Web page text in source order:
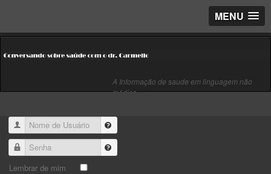
MENU
A Informação de saude em linguagem não
médica
Nome de Usuário
Senha
Lembrar de mim